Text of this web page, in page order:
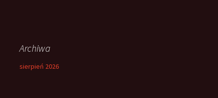
Archiwa
sierpień 2026